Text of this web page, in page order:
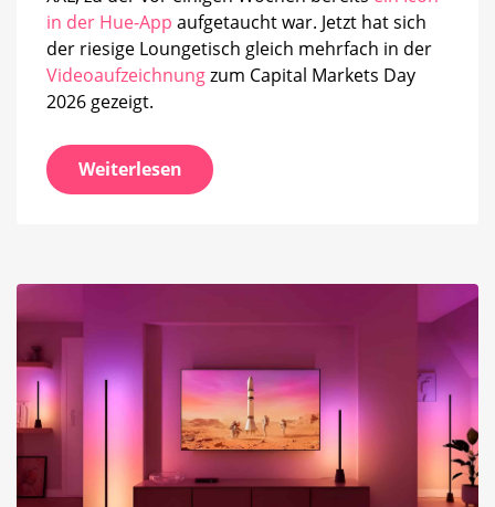
in der Hue-App aufgetaucht war. Jetzt hat sich
der riesige Loungetisch gleich mehrfach in der
Videoaufzeichnungzum Capital Markets Day
2026 gezeigt.
Weiterlesen